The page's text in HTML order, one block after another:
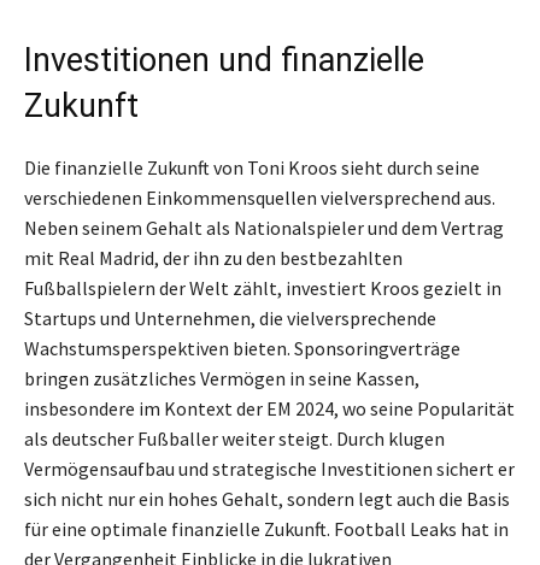
Investitionen und finanzielle
Zukunft
Die finanzielle Zukunft von Toni Kroos sieht durch seine
verschiedenen Einkommensquellen vielversprechend aus.
Neben seinem Gehalt als Nationalspieler und dem Vertrag
mit Real Madrid, der ihn zu den bestbezahlten
Fußballspielern der Welt zählt, investiert Kroos gezielt in
Startups und Unternehmen, die vielversprechende
Wachstumsperspektiven bieten. Sponsoringverträge
bringen zusätzliches Vermögen in seine Kassen,
insbesondere im Kontext der EM 2024, wo seine Popularität
als deutscher Fußballer weiter steigt. Durch klugen
Vermögensaufbau und strategische Investitionen sichert er
sich nicht nur ein hohes Gehalt, sondern legt auch die Basis
für eine optimale finanzielle Zukunft. Football Leaks hat in
der Vergangenheit Einblicke in die lukrativen